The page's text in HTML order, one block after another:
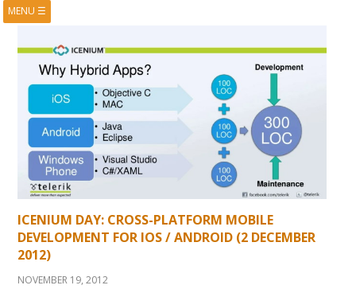
MENU ☰
BOOKS
COURSES
VIDEOS
PRESENTATIONS
RESEARCH
PUBLICATIONS
CONTACTS
RSS FEED
ICENIUM DAY: CROSS-PLATFORM MOBILE
DEVELOPMENT FOR IOS / ANDROID (2 DECEMBER
2012)
NOVEMBER 19, 2012